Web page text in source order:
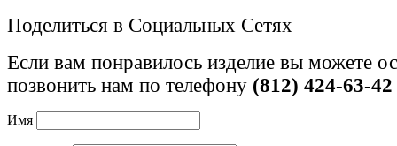
Поделиться в Социальных Сетях
Если вам понравилось изделие вы можете
позвонить нам по телефону (812) 424-63-42
Имя